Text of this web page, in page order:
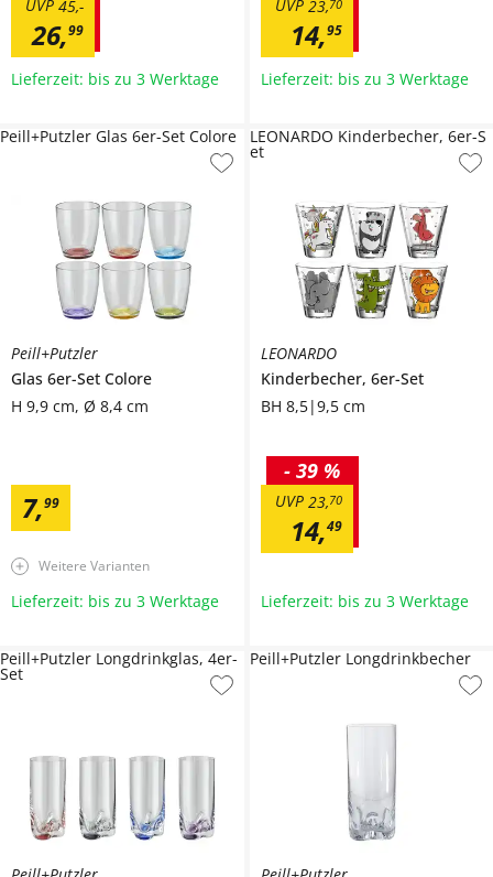
26,99
45,-
UVP
Lieferzeit: bis zu 3 Werktage
14,95
23,70
UVP
Lieferzeit: bis zu 3 Werktage
Peill+Putzler
Glas 6er-Set Colore
H 9,9 cm, Ø 8,4 cm
7,99
Peill+Putzler Glas 6er-Set Colore
Weitere Varianten
Lieferzeit: bis zu 3 Werktage
LEONARDO
Kinderbecher, 6er-Set
BH 8,5|9,5 cm
14,49
23,70
UVP
- 39 %
LEONARDO Kinderbecher, 6er-S
et
Lieferzeit: bis zu 3 Werktage
Peill+Putzler Longdrinkglas, 4er-
Set
Peill+Putzler Longdrinkbecher